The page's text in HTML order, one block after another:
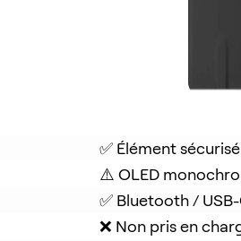
✅ Élément
⚠️ OLED
✅ Bluetooth /
❌ Non pris en